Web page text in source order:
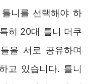
니를 선택해야 하
히 20대 틀니 더쿠
을 서로 공유하며
고 있습니다. 틀니